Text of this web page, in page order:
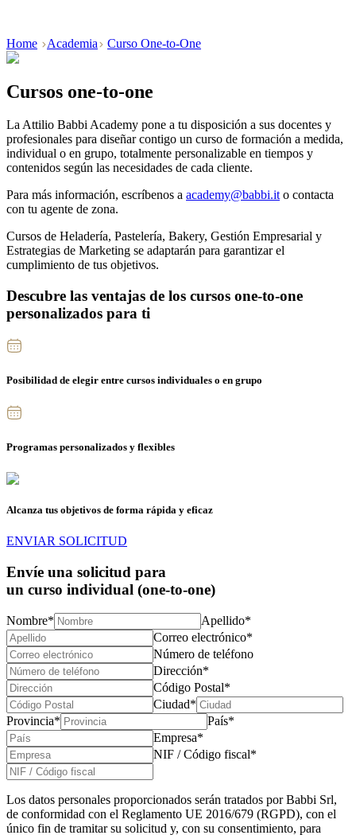
Home Academia Curso One-to-One
Cursos one-to-one
La Attilio Babbi Academy pone a tu disposición a sus docentes y
profesionales para diseñar contigo un curso de formación a medida,
individual o en grupo, totalmente personalizable en tiempos y
contenidos según las necesidades de cada cliente.
Para más información, escríbenos a academy@babbi.ito contacta
con tu agente de zona.
Cursos de Heladería, Pastelería, Bakery, Gestión Empresarial y
Estrategias de Marketing se adaptarán para garantizar el
cumplimiento de tus objetivos.
Descubre las ventajas de los cursos one-to-one
personalizados para ti
Posibilidad de elegir entre cursos individuales o en grupo
Programas personalizados y flexibles
Alcanza tus objetivos de forma rápida y eficaz
ENVIAR SOLICITUD
Envíe una solicitud para
un curso individual (one-to-one)
Nombre*
Apellido*
Correo electrónico*
Número de teléfono
Dirección*
Código Postal*
Ciudad*
Provincia*
País*
Empresa*
NIF / Código fiscal*
Los datos personales proporcionados serán tratados por Babbi Srl,
de conformidad con el Reglamento UE 2016/679 (RGPD), con el
único fin de tramitar su solicitud y, con su consentimiento, para